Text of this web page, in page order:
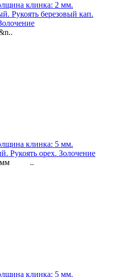
клинка: 2 мм.
Рукоять березовый кап.
клинка: 5 мм.
орех. Золочение
мм ..
клинка: 5 мм.